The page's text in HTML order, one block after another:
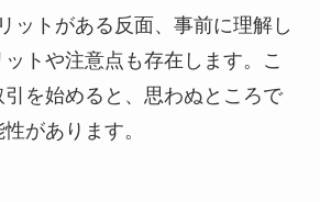
ットがある反面、事前に理解し
トや注意点も存在します。こ
を始めると、思わぬところで
があります。